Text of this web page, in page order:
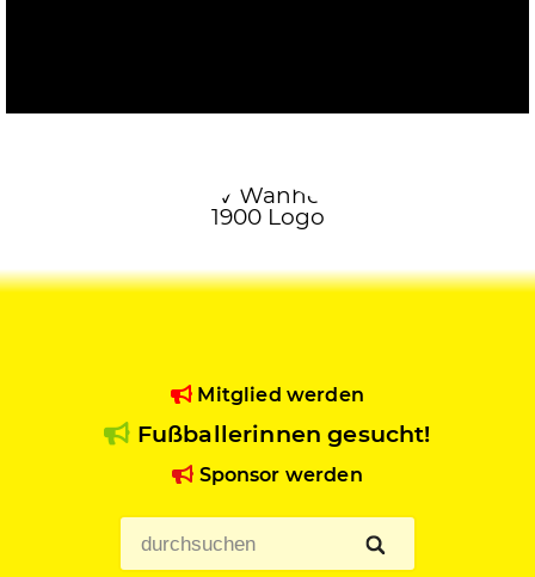
Mitglied werden
Fußballerinnen gesucht!
Sponsor werden